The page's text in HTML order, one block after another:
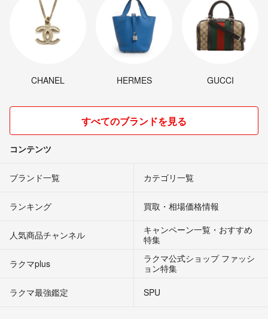
CHANEL HERMES GUCCI
すべてのブランドを見る
コンテンツ
ブランド一覧 カテゴリ一覧
ランキング 買取・相場価格情報
人気商品チャンネル
キャンペーン一覧・おすすめ
特集
ラクマplus
ラクマ公式ショップ ファッシ
ョン特集
ラクマ最強鑑定
SPU